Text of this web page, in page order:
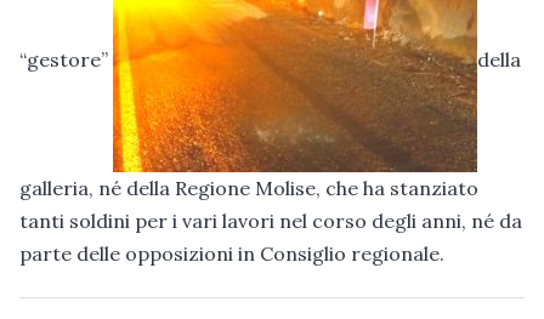
“gestore” della
galleria, né della Regione Molise, che ha stanziato
tanti soldini per i vari lavori nel corso degli anni, né da
parte delle opposizioni in Consiglio regionale.